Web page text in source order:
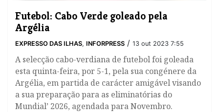
Futebol: Cabo Verde goleado pela
Argélia
EXPRESSO DAS ILHAS, INFORPRESS / 13 out 2023 7:55
A selecção cabo-verdiana de futebol foi goleada
esta quinta-feira, por 5-1, pela sua congénere da
Argélia, em partida de carácter amigável visando
a sua preparação para as eliminatórias do
Mundial’ 2026, agendada para Novembro.